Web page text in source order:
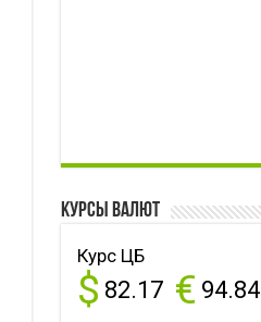
Курсы валют
Курс ЦБ
$ 82.17 € 94.84